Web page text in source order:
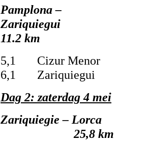
Pamplona –
11.2 km
5,1 Cizur Menor
6,1 Zariquiegui
Dag 2: zaterdag 4 mei
25,8 km